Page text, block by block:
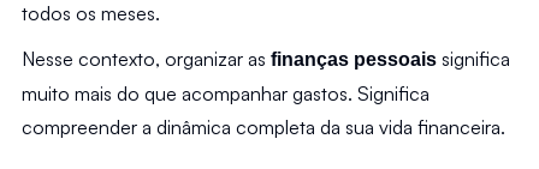
todos os meses.
Nesse contexto, organizar as finanças pessoais significa
muito mais do que acompanhar gastos. Significa
compreender a dinâmica completa da sua vida financeira.